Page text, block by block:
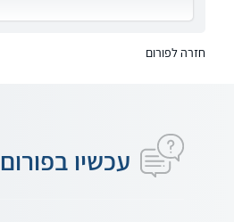
חזרה לפורום
עכשיו בפורום